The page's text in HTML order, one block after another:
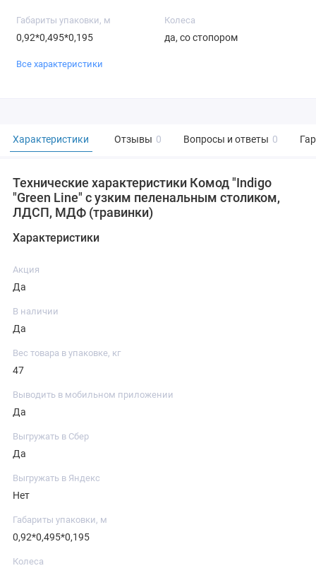
Габариты упаковки, м
0,92*0,495*0,195
Колеса
да, со стопором
Все характеристики
Характеристики Отзывы 0 Вопросы и ответы 0
Технические характеристики Комод "Indigo
"Green Line" с узким пеленальным столиком,
ЛДСП, МДФ (травинки)
Характеристики
Акция
Да
В наличии
Да
Вес товара в упаковке, кг
47
Выводить в мобильном приложении
Да
Выгружать в Сбер
Да
Выгружать в Яндекс
Нет
Габариты упаковки, м
0,92*0,495*0,195
Колеса